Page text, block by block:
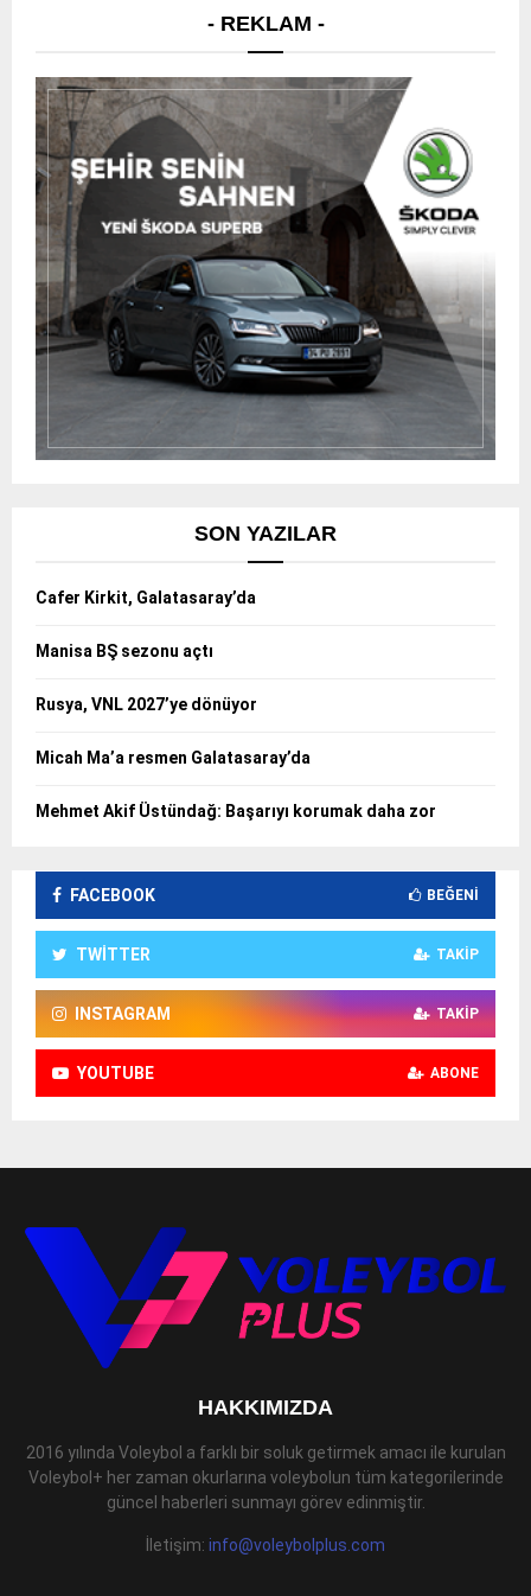
- REKLAM -
SON YAZILAR
Cafer Kirkit, Galatasaray’da
Manisa BŞ sezonu açtı
Rusya, VNL 2027’ye dönüyor
Micah Ma’a resmen Galatasaray’da
Mehmet Akif Üstündağ: Başarıyı korumak daha zor
FACEBOOK BEĞENI
TWITTER TAKIP
INSTAGRAM TAKIP
YOUTUBE ABONE
HAKKIMIZDA
2016 yılında Voleybol a farklı bir soluk getirmek amacı ile kurulan
Voleybol+ her zaman okurlarına voleybolun tüm kategorilerinde
güncel haberleri sunmayı görev edinmiştir.
İletişim: info@voleybolplus.com